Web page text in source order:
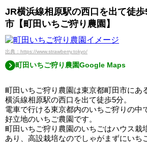
JR横浜線相原駅の西口を出て徒歩
市【町田いちご狩り農園】
出典：https://www.strawberry.tokyo/
町田いちご狩り農園Google Maps
町田いちご狩り農園は東京都町田市にあ
横浜線相原駅の西口を出て徒歩5分。
電車で行ける東京都内のいちご狩りの中
好立地のいちご農園です。
町田いちご狩り農園のいちごはハウス栽
あり、高設栽培なのでしゃがまずにいち